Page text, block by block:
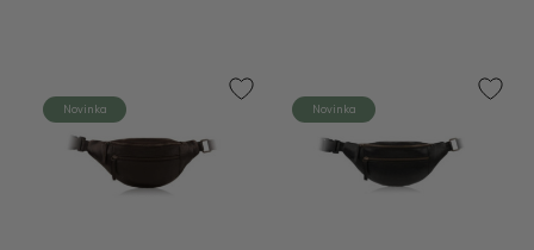
Novinka Novinka